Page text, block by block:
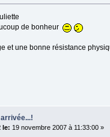
de bonheur
et une bonne résistance
le: 19 novembre 2007 à 11:33:00 »